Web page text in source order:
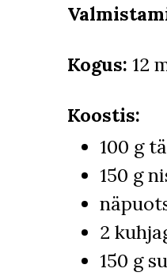
Kogus: 12
Koostis:
100 g
150 g
2
150 g